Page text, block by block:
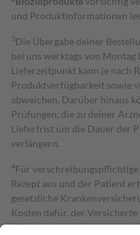
und Produktinformationen
3Die Übergabe deiner
bei uns werktags von Montag
Lieferzeitpunkt kann je nach
Produktverfügbarkeit sowie
abweichen. Darüber hinaus
Prüfungen, die zu deiner
Lieferfrist um die Dauer der
verlängern.
4Für
Rezept aus und der Patient
gesetzliche
Kosten dafür, der
mit.